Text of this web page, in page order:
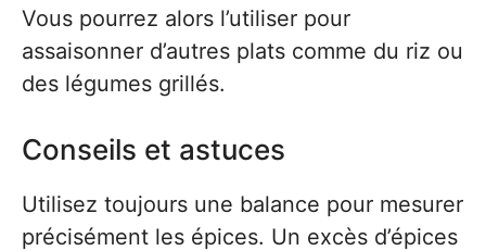
Vous pourrez alors l’utiliser pour
assaisonner d’autres plats comme du riz ou
des légumes grillés.
Conseils et astuces
Utilisez toujours une balance pour mesurer
précisément les épices. Un excès d’épices